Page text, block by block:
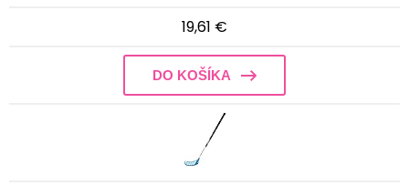
19,61 €
DO KOŠÍKA